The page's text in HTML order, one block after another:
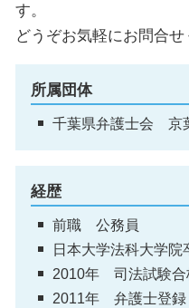
す。
どうぞお気軽にお問合せ
所属団体
千葉県弁護士会 京
経歴
前職 公務員
日本大学法科大学院
2010年 司法試験合
2011年 弁護士登録